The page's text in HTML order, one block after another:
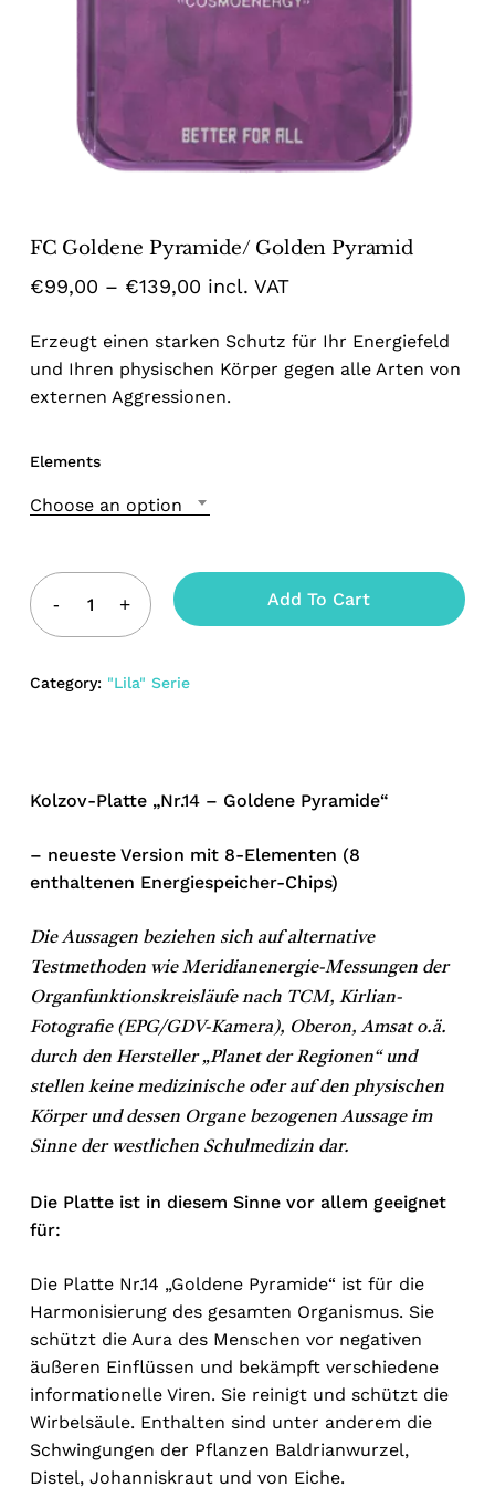
FC Goldene Pyramide/ Golden Pyramid
€99,00 – €139,00Price
€99,00
through
€139,00
incl. VAT
Erzeugt einen starken Schutz für Ihr Energiefeld
und Ihren physischen Körper gegen alle Arten von
externen Aggressionen.
Elements
Choose an option
Add To Cart
Category: "Lila" Serie
Kolzov-Platte „Nr.14 – Goldene Pyramide“
– neueste Version mit 8-Elementen (8
enthaltenen Energiespeicher-Chips)
Die Aussagen beziehen sich auf alternative
Testmethoden wie Meridianenergie-Messungen der
Organfunktionskreisläufe nach TCM, Kirlian-
Fotografie (EPG/GDV-Kamera), Oberon, Amsat o.ä.
durch den Hersteller „Planet der Regionen“ und
stellen keine medizinische oder auf den physischen
Körper und dessen Organe bezogenen Aussage im
Sinne der westlichen Schulmedizin dar.
Die Platte ist in diesem Sinne vor allem geeignet
für:
Die Platte Nr.14 „Goldene Pyramide“ ist für die
Harmonisierung des gesamten Organismus. Sie
schützt die Aura des Menschen vor negativen
äußeren Einflüssen und bekämpft verschiedene
informationelle Viren. Sie reinigt und schützt die
Wirbelsäule. Enthalten sind unter anderem die
Schwingungen der Pflanzen Baldrianwurzel,
Distel, Johanniskraut und von Eiche.
Save my name, email, and website
comment.